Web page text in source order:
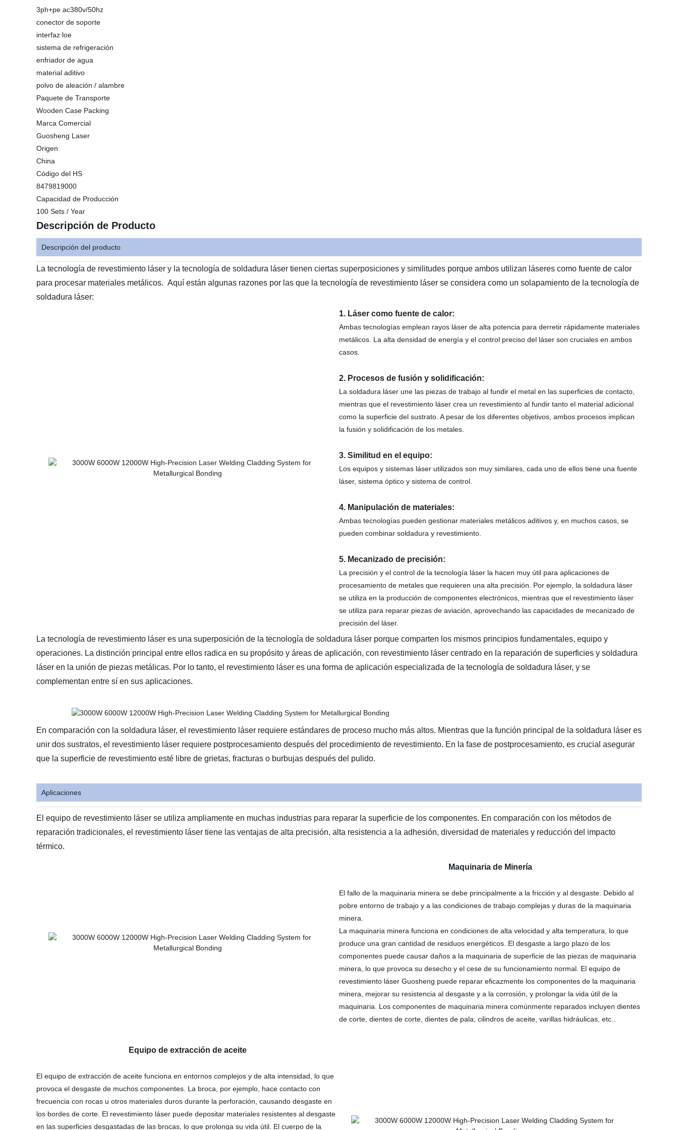
3ph+pe ac380v/50hz
conector de soporte
interfaz loe
sistema de refrigeración
enfriador de agua
material aditivo
polvo de aleación / alambre
Paquete de Transporte
Wooden Case Packing
Marca Comercial
Guosheng Laser
Origen
China
Código del HS
8479819000
Capacidad de Producción
100 Sets / Year
Descripción de Producto
Descripción del producto
La tecnología de revestimiento láser y la tecnología de soldadura láser tienen ciertas superposiciones y similitudes porque ambos utilizan láseres como fuente de calor
para procesar materiales metálicos. Aquí están algunas razones por las que la tecnología de revestimiento láser se considera como un solapamiento de la tecnología de
soldadura láser:
1. Láser como fuente de calor:
Ambas tecnologías emplean rayos láser de alta potencia para derretir rápidamente materiales
metálicos. La alta densidad de energía y el control preciso del láser son cruciales en ambos
casos.
2. Procesos de fusión y solidificación:
La soldadura láser une las piezas de trabajo al fundir el metal en las superficies de contacto,
mientras que el revestimiento láser crea un revestimiento al fundir tanto el material adicional
como la superficie del sustrato. A pesar de los diferentes objetivos, ambos procesos implican
la fusión y solidificación de los metales.
3. Similitud en el equipo:
Los equipos y sistemas láser utilizados son muy similares, cada uno de ellos tiene una fuente
láser, sistema óptico y sistema de control.
4. Manipulación de materiales:
Ambas tecnologías pueden gestionar materiales metálicos aditivos y, en muchos casos, se
pueden combinar soldadura y revestimiento.
5. Mecanizado de precisión:
La precisión y el control de la tecnología láser la hacen muy útil para aplicaciones de
procesamiento de metales que requieren una alta precisión. Por ejemplo, la soldadura láser
se utiliza en la producción de componentes electrónicos, mientras que el revestimiento láser
se utiliza para reparar piezas de aviación, aprovechando las capacidades de mecanizado de
precisión del láser.
La tecnología de revestimiento láser es una superposición de la tecnología de soldadura láser porque comparten los mismos principios fundamentales, equipo y
operaciones. La distinción principal entre ellos radica en su propósito y áreas de aplicación, con revestimiento láser centrado en la reparación de superficies y soldadura
láser en la unión de piezas metálicas. Por lo tanto, el revestimiento láser es una forma de aplicación especializada de la tecnología de soldadura láser, y se
complementan entre sí en sus aplicaciones.
En comparación con la soldadura láser, el revestimiento láser requiere estándares de proceso mucho más altos. Mientras que la función principal de la soldadura láser es
unir dos sustratos, el revestimiento láser requiere postprocesamiento después del procedimiento de revestimiento. En la fase de postprocesamiento, es crucial asegurar
que la superficie de revestimiento esté libre de grietas, fracturas o burbujas después del pulido.
Aplicaciones
El equipo de revestimiento láser se utiliza ampliamente en muchas industrias para reparar la superficie de los componentes. En comparación con los métodos de
reparación tradicionales, el revestimiento láser tiene las ventajas de alta precisión, alta resistencia a la adhesión, diversidad de materiales y reducción del impacto
térmico.
Maquinaria de Minería
El fallo de la maquinaria minera se debe principalmente a la fricción y al desgaste. Debido al
pobre entorno de trabajo y a las condiciones de trabajo complejas y duras de la maquinaria
minera.
La maquinaria minera funciona en condiciones de alta velocidad y alta temperatura, lo que
produce una gran cantidad de residuos energéticos. El desgaste a largo plazo de los
componentes puede causar daños a la maquinaria de superficie de las piezas de maquinaria
minera, lo que provoca su desecho y el cese de su funcionamiento normal. El equipo de
revestimiento láser Guosheng puede reparar eficazmente los componentes de la maquinaria
minera, mejorar su resistencia al desgaste y a la corrosión, y prolongar la vida útil de la
maquinaria. Los componentes de maquinaria minera comúnmente reparados incluyen dientes
de corte, dientes de corte, dientes de pala, cilindros de aceite, varillas hidráulicas, etc..
Equipo de extracción de aceite
El equipo de extracción de aceite funciona en entornos complejos y de alta intensidad, lo que
provoca el desgaste de muchos componentes. La broca, por ejemplo, hace contacto con
frecuencia con rocas u otros materiales duros durante la perforación, causando desgaste en
los bordes de corte. El revestimiento láser puede depositar materiales resistentes al desgaste
en las superficies desgastadas de las brocas, lo que prolonga su vida útil. El cuerpo de la